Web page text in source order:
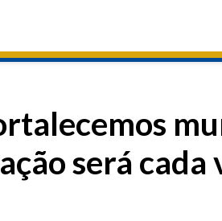
será cada